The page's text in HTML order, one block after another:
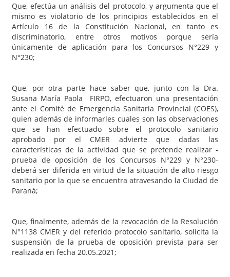
Que, efectúa un análisis del protocolo, y argumenta que el
mismo es violatorio de los principios establecidos en el
Artículo 16 de la Constitución Nacional, en tanto es
discriminatorio, entre otros motivos porque sería
únicamente de aplicación para los Concursos N°229 y
N°230;
Que, por otra parte hace saber que, junto con la Dra.
Susana María Paola FIRPO, efectuaron una presentación
ante el Comité de Emergencia Sanitaria Provincial (COES),
quien además de informarles cuales son las observaciones
que se han efectuado sobre el protocolo sanitario
aprobado por el CMER advierte que dadas las
características de la actividad que se pretende realizar -
prueba de oposición de los Concursos N°229 y N°230-
deberá ser diferida en virtud de la situación de alto riesgo
sanitario por la que se encuentra atravesando la Ciudad de
Paraná;
Que, finalmente, además de la revocación de la Resolución
N°1138 CMER y del referido protocolo sanitario, solicita la
suspensión de la prueba de oposición prevista para ser
realizada en fecha 20.05.2021;